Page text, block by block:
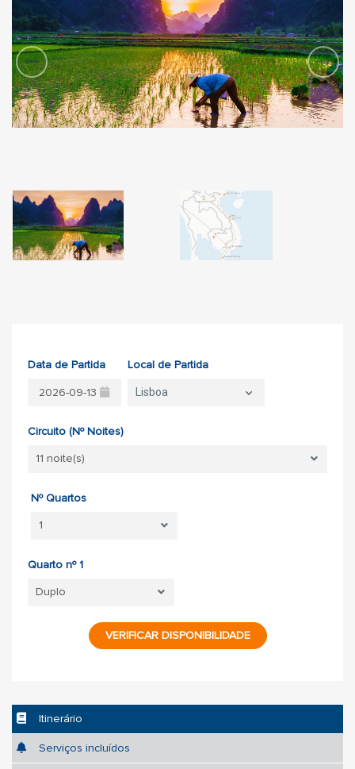
Data de Partida Local de Partida
Lisboa
Circuito (Nº Noites)
Nº Quartos
Quarto nº 1
VERIFICAR DISPONIBILIDADE
Itinerário
Serviços incluídos